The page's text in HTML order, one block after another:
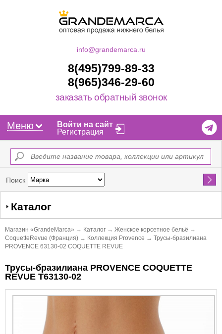
info@grandemarca.ru
8(495)799-89-33
8(965)346-29-60
заказать обратный звонок
Меню
Войти на сайт
Регистрация
Поиск Найти
Каталог
Магазин «GrandeMarca» → Каталог → Женское корсетное бельё →
CoquetteRevue (Франция) → Коллекция Provence → Трусы-бразилиана
PROVENCE 63130-02 COQUETTE REVUE
Трусы-бразилиана PROVENCE COQUETTE
REVUE Т63130-02